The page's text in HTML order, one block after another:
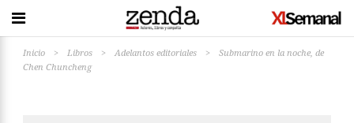
Inicio > Libros > Adelantos editoriales >
Submarino en la noche, de
Chen Chuncheng